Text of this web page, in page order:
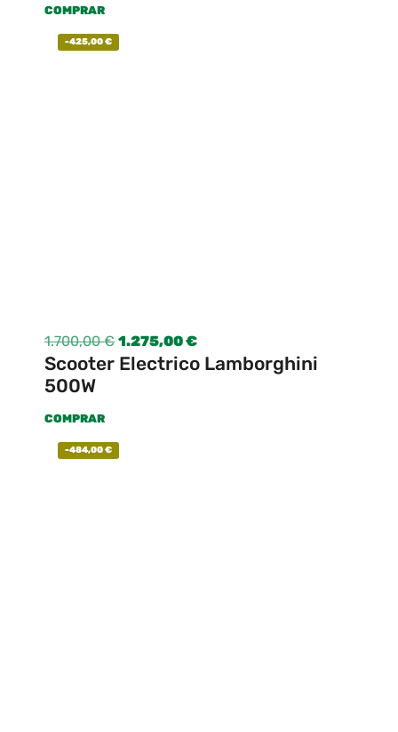
COMPRAR
-425,00€
1.700,00€ 1.275,00€
Scooter Electrico Lamborghini
500W
COMPRAR
-484,00€